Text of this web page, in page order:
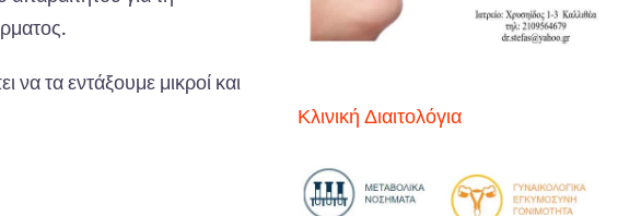
να τα εντάξουμε μικροί και
Κλινική Διαιτολόγια